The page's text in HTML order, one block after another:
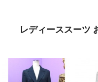
レディーススーツ